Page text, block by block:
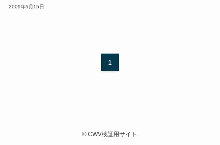
2009年5月15日
1
©CWV検証用サイト.